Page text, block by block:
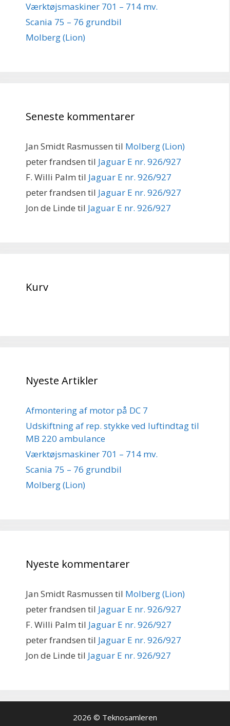
Værktøjsmaskiner 701 – 714 mv.
Scania 75 – 76 grundbil
Molberg (Lion)
Seneste kommentarer
Jan Smidt Rasmussen til Molberg (Lion)
peter frandsen til Jaguar E nr. 926/927
F. Willi Palm til Jaguar E nr. 926/927
peter frandsen til Jaguar E nr. 926/927
Jon de Linde til Jaguar E nr. 926/927
Kurv
Nyeste Artikler
Afmontering af motor på DC 7
Udskiftning af rep. stykke ved luftindtag til
MB 220 ambulance
Værktøjsmaskiner 701 – 714 mv.
Scania 75 – 76 grundbil
Molberg (Lion)
Nyeste kommentarer
Jan Smidt Rasmussen til Molberg (Lion)
peter frandsen til Jaguar E nr. 926/927
F. Willi Palm til Jaguar E nr. 926/927
peter frandsen til Jaguar E nr. 926/927
Jon de Linde til Jaguar E nr. 926/927
2026 © Teknosamleren